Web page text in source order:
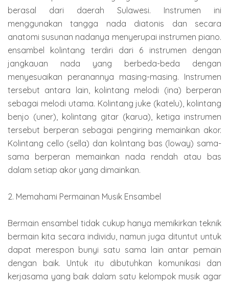
berasal dari daerah Sulawesi. Instrumen ini
menggunakan tangga nada diatonis dan secara
anatomi susunan nadanya menyerupai instrumen piano.
ensambel kolintang terdiri dari 6 instrumen dengan
jangkauan nada yang berbeda-beda dengan
menyesuaikan peranannya masing-masing. Instrumen
tersebut antara lain, kolintang melodi (ina) berperan
sebagai melodi utama. Kolintang juke (katelu), kolintang
benjo (uner), kolintang gitar (karua), ketiga instrumen
tersebut berperan sebagai pengiring memainkan akor.
Kolintang cello (sella) dan kolintang bas (loway) sama-
sama berperan memainkan nada rendah atau bas
dalam setiap akor yang dimainkan.
2. Memahami Permainan Musik Ensambel
Bermain ensambel tidak cukup hanya memikirkan teknik
bermain kita secara individu, namun juga dituntut untuk
dapat merespon bunyi satu sama lain antar pemain
dengan baik. Untuk itu dibutuhkan komunikasi dan
kerjasama yang baik dalam satu kelompok musik agar